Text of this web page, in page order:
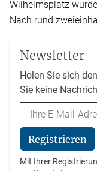
Wilhelmsplatz
Nach rund
Newsletter
Holen Sie sich
Sie keine
Email
Registrieren
Mit Ihrer